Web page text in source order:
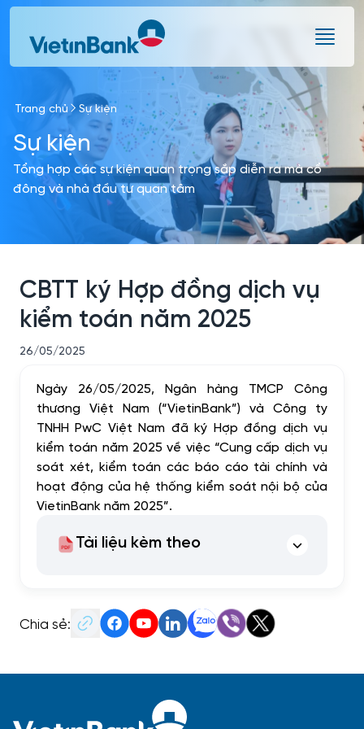
Skip to Main Content
Trang chủ Sự kiện
Sự kiện
Tổng hợp các sự kiện quan trọng sắp diễn ra mà cổ
đông và nhà đầu tư quan tâm
CBTT ký Hợp đồng dịch vụ
kiểm toán năm 2025
26/05/2025
Ngày 26/05/2025, Ngân hàng TMCP Công
thương Việt Nam (“VietinBank”) và Công ty
TNHH PwC Việt Nam đã ký Hợp đồng dịch vụ
kiểm toán năm 2025 về việc “Cung cấp dịch vụ
soát xét, kiểm toán các báo cáo tài chính và
hoạt động của hệ thống kiểm soát nội bộ của
VietinBank năm 2025”.
Tài liệu kèm theo
Chia sẻ: